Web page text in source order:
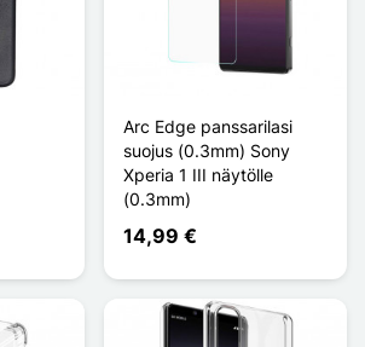
Arc Edge panssarilasi
suojus (0.3mm) Sony
Xperia 1 III näytölle
(0.3mm)
14,99 €